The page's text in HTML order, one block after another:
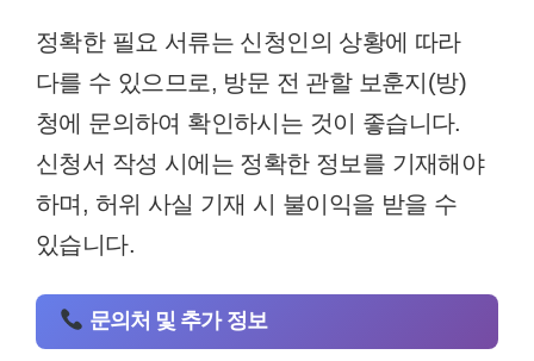
정확한 필요 서류는 신청인의 상황에 따라
다를 수 있으므로, 방문 전 관할 보훈지(방)
청에 문의하여 확인하시는 것이 좋습니다.
신청서 작성 시에는 정확한 정보를 기재해야
하며, 허위 사실 기재 시 불이익을 받을 수
있습니다.
문의처 및 추가 정보